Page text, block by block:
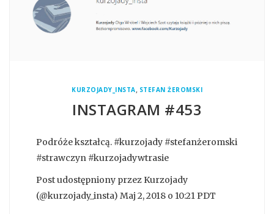
KURZOJADY_INSTA, STEFAN ŻEROMSKI
INSTAGRAM #453
Podróże kształcą. #kurzojady #stefanżeromski
#strawczyn #kurzojadywtrasie
Post udostępniony przez Kurzojady
(@kurzojady_insta) Maj 2, 2018 o 10:21 PDT